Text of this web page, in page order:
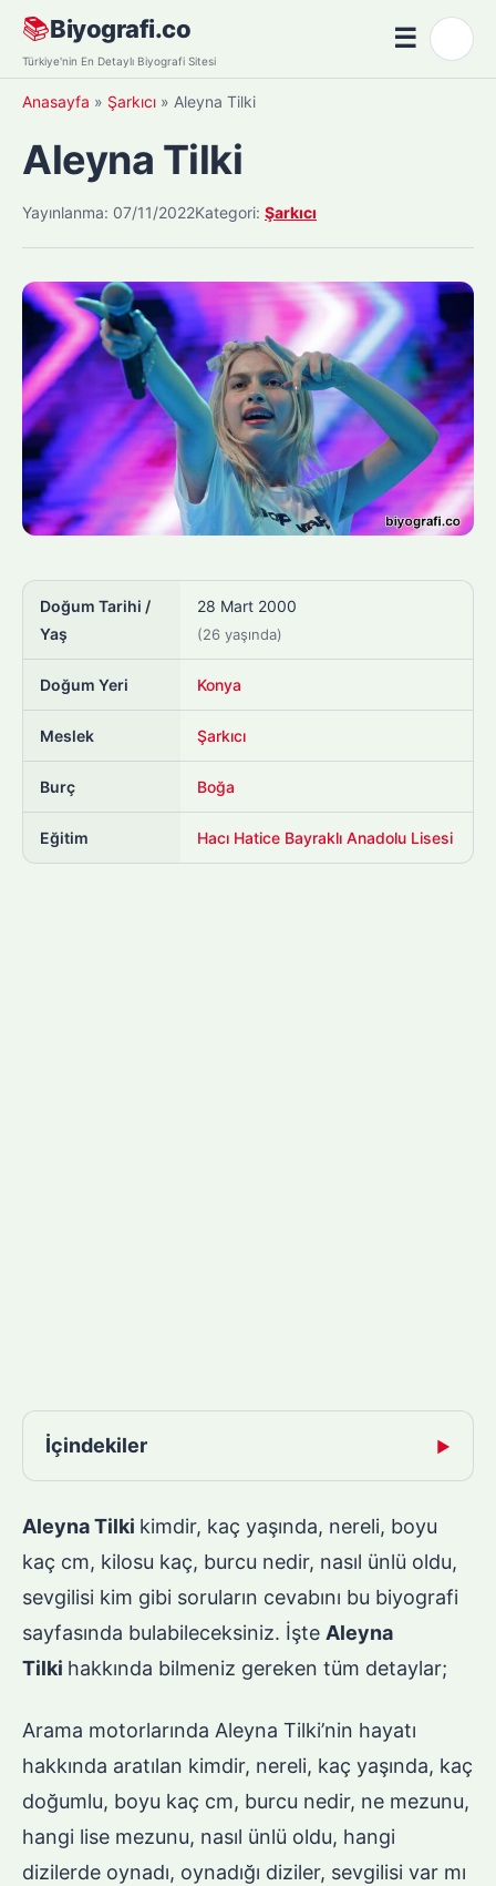
Skip
content
📚Biyografi.co
Türkiye'nin En Detaylı Biyografi Sitesi
☰Menü
Anasayfa » Şarkıcı » Aleyna Tilki
Aleyna Tilki
Yayınlanma: 07/11/2022Kategori: Şarkıcı
Doğum Tarihi /
Yaş
28 Mart 2000
(26 yaşında)
Doğum Yeri Konya
Meslek Şarkıcı
Burç Boğa
Eğitim Hacı Hatice Bayraklı Anadolu Lisesi
İçindekiler ▶
Aleyna Tilki kimdir, kaç yaşında, nereli, boyu
kaç cm, kilosu kaç, burcu nedir, nasıl ünlü oldu,
sevgilisi kim gibi soruların cevabını bu biyografi
sayfasında bulabileceksiniz. İşte Aleyna
Tilki hakkında bilmeniz gereken tüm detaylar;
Arama motorlarında Aleyna Tilki’nin hayatı
hakkında aratılan kimdir, nereli, kaç yaşında, kaç
doğumlu, boyu kaç cm, burcu nedir, ne mezunu,
hangi lise mezunu, nasıl ünlü oldu, hangi
dizilerde oynadı, oynadığı diziler, sevgilisi var mı